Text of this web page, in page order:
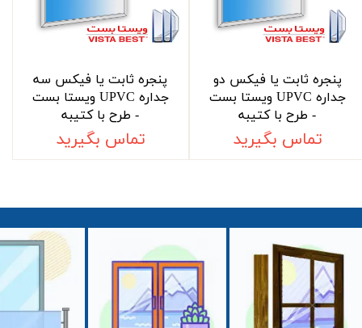
پنجره ثابت یا فیکس دو
جداره UPVC ویستا بست
- طرح با کتیبه
تماس بگیرید
پنجره ثابت یا فیکس سه
جداره UPVC ویستا بست
- طرح با کتیبه
تماس بگیرید